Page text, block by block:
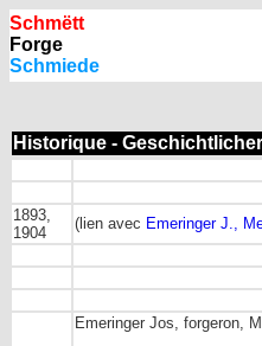
Schmëtt
Forge
Schmiede
Historique -
1893,
1904
(lien avec Emeringer J.,
Emeringer Jos, forgeron,